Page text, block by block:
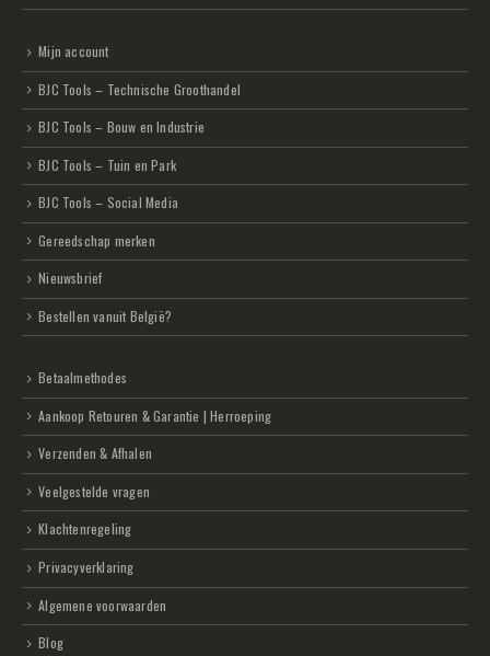
Mijn account
BJC Tools – Technische Groothandel
BJC Tools – Bouw en Industrie
BJC Tools – Tuin en Park
BJC Tools – Social Media
Gereedschap merken
Nieuwsbrief
Bestellen vanuit België?
Betaalmethodes
Aankoop Retouren & Garantie | Herroeping
Verzenden & Afhalen
Veelgestelde vragen
Klachtenregeling
Privacyverklaring
Algemene voorwaarden
Blog